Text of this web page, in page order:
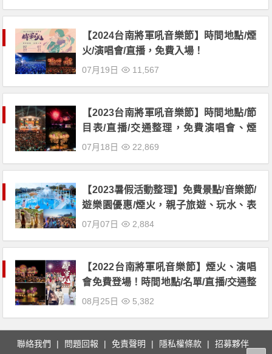
【2024台南將軍吼音樂節】時間地點/煙
火/演唱會/直播，免費入場！
07月19日 11,567
【2023台南將軍吼音樂節】時間地點/節
目表/直播/交通整理，免費演唱會、煙
火！
07月18日 22,869
【2023暑假活動整理】免費景點/音樂節/
遊樂園優惠/煙火，親子旅遊、玩水、表
演通通有！
07月07日 2,884
【2022台南將軍吼音樂節】煙火、演唱
會免費登場！時間地點/名單/直播/交通整
理
08月25日 5,382
聯絡我們 問題回報 免責聲明 隱私權條款 招募夥伴